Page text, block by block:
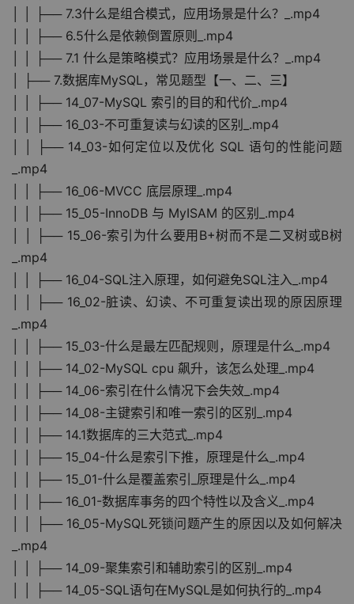
│ │ ├── 7.3什么是组合模式，应用场景是什么？_.mp4
│ │ ├── 6.5什么是依赖倒置原则_.mp4
│ │ ├── 7.1 什么是策略模式？应用场景是什么？_.mp4
│ ├── 7.数据库MySQL，常见题型【一、二、三】
│ │ ├── 14_07-MySQL 索引的目的和代价_.mp4
│ │ ├── 16_03-不可重复读与幻读的区别_.mp4
│ │ ├── 14_03-如何定位以及优化 SQL 语句的性能问题
_.mp4
│ │ ├── 16_06-MVCC 底层原理_.mp4
│ │ ├── 15_05-InnoDB 与 MyISAM 的区别_.mp4
│ │ ├── 15_06-索引为什么要用B+树而不是二叉树或B树
_.mp4
│ │ ├── 16_04-SQL注入原理，如何避免SQL注入_.mp4
│ │ ├── 16_02-脏读、幻读、不可重复读出现的原因原理
_.mp4
│ │ ├── 15_03-什么是最左匹配规则，原理是什么_.mp4
│ │ ├── 14_02-MySQL cpu 飙升，该怎么处理_.mp4
│ │ ├── 14_06-索引在什么情况下会失效_.mp4
│ │ ├── 14_08-主键索引和唯一索引的区别_.mp4
│ │ ├── 14.1数据库的三大范式_.mp4
│ │ ├── 15_04-什么是索引下推，原理是什么_.mp4
│ │ ├── 15_01-什么是覆盖索引_原理是什么_.mp4
│ │ ├── 16_01-数据库事务的四个特性以及含义_.mp4
│ │ ├── 16_05-MySQL死锁问题产生的原因以及如何解决
_.mp4
│ │ ├── 14_09-聚集索引和辅助索引的区别_.mp4
│ │ ├── 14_05-SQL语句在MySQL是如何执行的_.mp4